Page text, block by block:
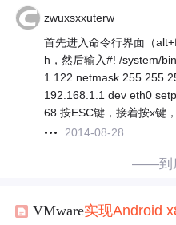
zwuxsxxuterw
首先进入命令行界面（
h，然后输入#! /system/
1.122 netmask
192.168.1.1 dev eth0
68 按ESC键，接着按x键
2014-08-28
——到
VMware实现Android